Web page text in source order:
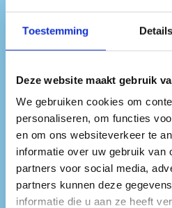
Toestemming Details
Deze website maakt gebruik
We gebruiken cookies om
personaliseren, om functies
en om ons websiteverkeer te
informatie over uw gebruik van
partners voor social media,
partners kunnen deze
informatie die u aan ze heeft
begon als degene
regelde, groeide
meer weg te
booth.
Met haar
muziek weet